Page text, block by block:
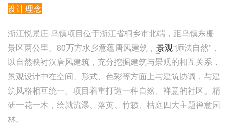
设计理念
浙江悦景庄·乌镇项目位于浙江省桐乡市北端，距乌镇东栅
景区两公里。80万方水乡意蕴唐风建筑， 景观“师法自然”，
以自然映衬汉唐风建筑，充分挖掘建筑与景观的相互关系，
景观设计中在空间、形式、色彩等方面上与建筑协调，与建
筑风格相互统一。项目着重打造一种自然、禅意的社区。精
研一花一木，绘就流瀑、落英、竹籁、枯庭四大主题禅意园
林。